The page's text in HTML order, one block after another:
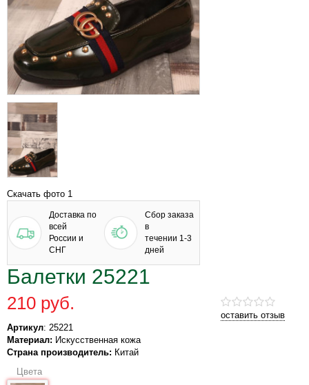
Скачать фото 1
Доставка по
всей
России и
СНГ
Сбор заказа
в
течении 1-3
дней
Балетки 25221
оставить отзыв
210 руб.
Артикул: 25221
Материал: Искусственная кожа
Страна производитель: Китай
Цвета